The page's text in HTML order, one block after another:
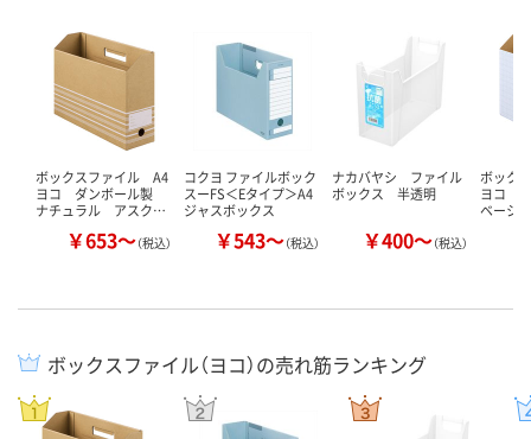
ボックスファイル A4
ヨコ ダンボール製
ナチュラル アスク…
￥653～（税込）
コクヨ ファイルボック
スーFS＜Eタイプ＞A4
ジャスボックス
￥543～（税込）
ナカバヤシ ファイル
ボックス 半透明
￥400～（税込）
ボック
ヨコ
ベーシ
ボックスファイル（ヨコ）の売れ筋ランキング